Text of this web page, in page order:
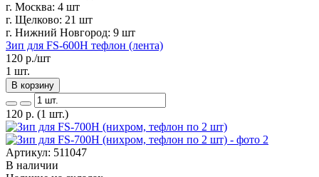
г. Москва: 4 шт
г. Щелково: 21 шт
г. Нижний Новгород: 9 шт
Зип для FS-600H тефлон (лента)
120 р./шт
1 шт.
В корзину
120 р. (1 шт.)
Артикул: 511047
В наличии